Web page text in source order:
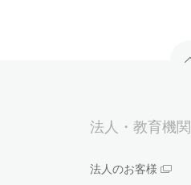
法人・教育機関
法人のお客様